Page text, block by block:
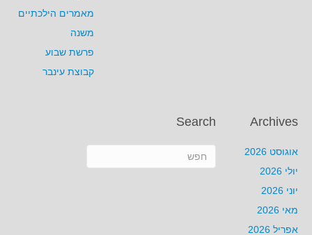
מאמרים הילכתיים
משנה
פרשת שבוע
קבוצת עינבר
Archives
אוגוסט 2026
יולי 2026
יוני 2026
מאי 2026
אפריל 2026
Search